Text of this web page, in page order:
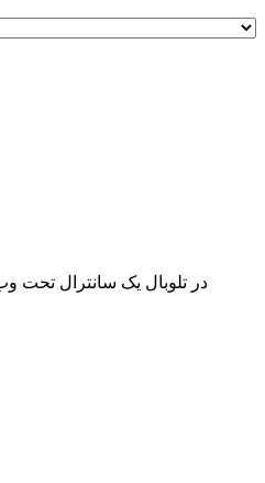
در تلوبال یک سانترال تحت